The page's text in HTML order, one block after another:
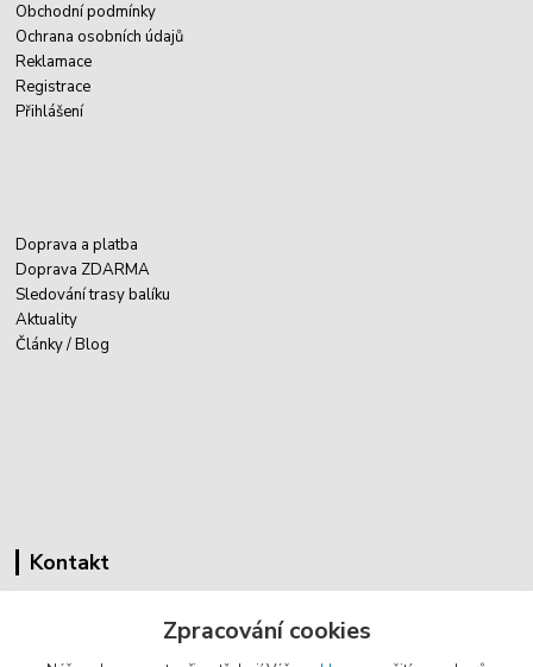
Obchodní podmínky
Ochrana osobních údajů
Reklamace
Registrace
Přihlášení
Doprava a platba
Doprava ZDARMA
Sledování trasy balíku
Aktuality
Články / Blog
Kontakt
Zpracování cookies